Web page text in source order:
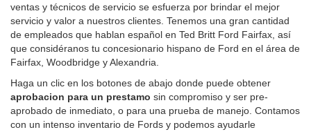
ventas y técnicos de servicio se esfuerza por brindar el mejor
servicio y valor a nuestros clientes. Tenemos una gran cantidad
de empleados que hablan español en Ted Britt Ford Fairfax, así
que considéranos tu concesionario hispano de Ford en el área de
Fairfax, Woodbridge y Alexandria.
Haga un clic en los botones de abajo donde puede obtener
aprobacion para un prestamo sin compromiso y ser pre-
aprobado de inmediato, o para una prueba de manejo. Contamos
con un intenso inventario de Fords y podemos ayudarle